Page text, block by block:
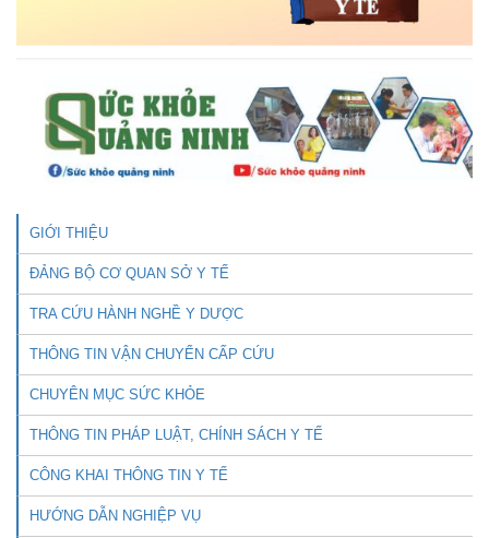
GIỚI THIỆU
ĐẢNG BỘ CƠ QUAN SỞ Y TẾ
TRA CỨU HÀNH NGHỀ Y DƯỢC
THÔNG TIN VẬN CHUYỂN CẤP CỨU
CHUYÊN MỤC SỨC KHỎE
THÔNG TIN PHÁP LUẬT, CHÍNH SÁCH Y TẾ
CÔNG KHAI THÔNG TIN Y TẾ
HƯỚNG DẪN NGHIỆP VỤ